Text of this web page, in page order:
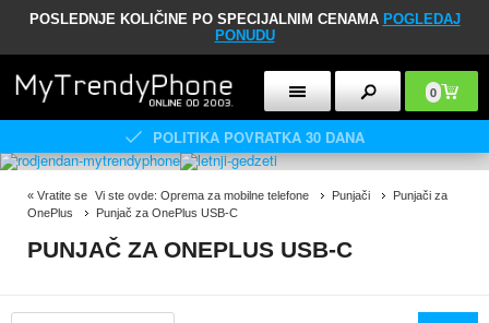
POSLEDNJE KOLIČINE PO SPECIJALNIM CENAMA POGLEDAJ
PONUDU
0
POLITIKA POVRATKA 30 DANA
« Vratite se Vi ste ovde: Oprema za mobilne telefone Punjači
Punjači za
OnePlus
Punjač za OnePlus USB-C
PUNJAČ ZA ONEPLUS USB-C